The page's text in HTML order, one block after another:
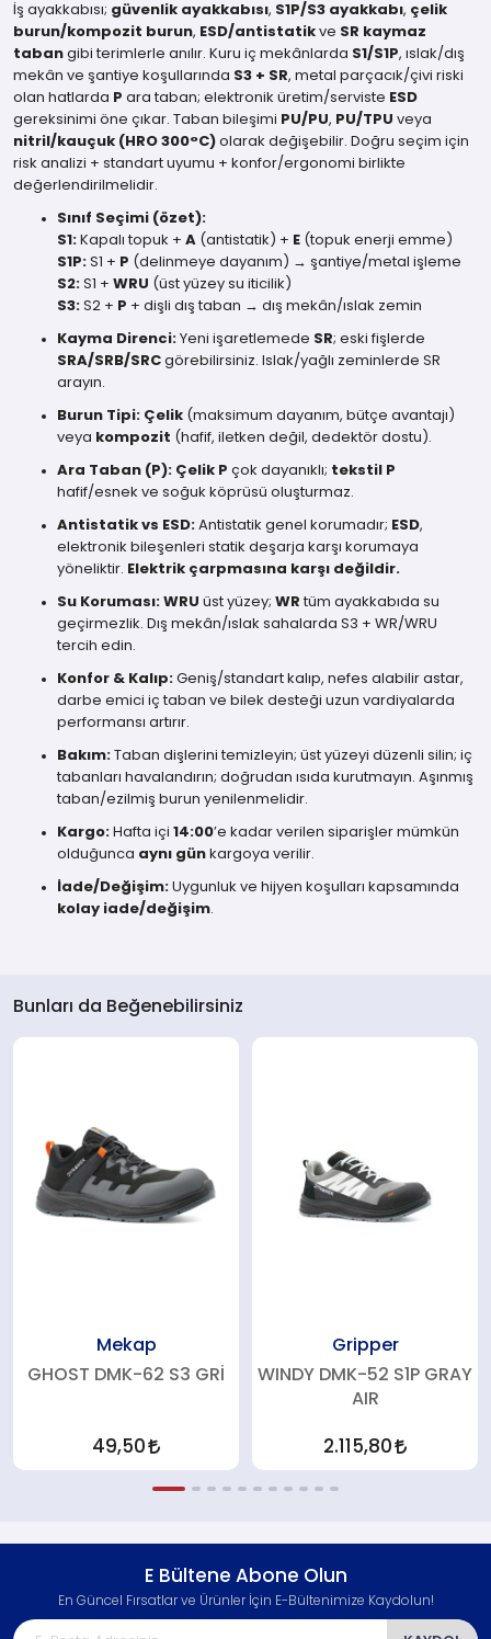
İş ayakkabısı; güvenlik ayakkabısı, S1P/S3 ayakkabı, çelik
burun/kompozit burun, ESD/antistatik ve SR kaymaz
taban gibi terimlerle anılır. Kuru iç mekânlarda S1/S1P, ıslak/dış
mekân ve şantiye koşullarında S3 + SR, metal parçacık/çivi riski
olan hatlarda P ara taban; elektronik üretim/serviste ESD
gereksinimi öne çıkar. Taban bileşimi PU/PU, PU/TPU veya
nitril/kauçuk (HRO 300°C) olarak değişebilir. Doğru seçim için
risk analizi + standart uyumu + konfor/ergonomi birlikte
değerlendirilmelidir.
Sınıf Seçimi (özet):
S1: Kapalı topuk + A (antistatik) + E (topuk enerji emme)
S1P: S1 + P (delinmeye dayanım) → şantiye/metal işleme
S2: S1 + WRU (üst yüzey su iticilik)
S3: S2 + P + dişli dış taban → dış mekân/ıslak zemin
Kayma Direnci: Yeni işaretlemede SR; eski fişlerde
SRA/SRB/SRC görebilirsiniz. Islak/yağlı zeminlerde SR
arayın.
Burun Tipi: Çelik (maksimum dayanım, bütçe avantajı)
veya kompozit (hafif, iletken değil, dedektör dostu).
Ara Taban (P): Çelik P çok dayanıklı; tekstil P
hafif/esnek ve soğuk köprüsü oluşturmaz.
Antistatik vs ESD: Antistatik genel korumadır; ESD,
elektronik bileşenleri statik deşarja karşı korumaya
yöneliktir. Elektrik çarpmasına karşı değildir.
Su Koruması: WRU üst yüzey; WR tüm ayakkabıda su
geçirmezlik. Dış mekân/ıslak sahalarda S3 + WR/WRU
tercih edin.
Konfor & Kalıp: Geniş/standart kalıp, nefes alabilir astar,
darbe emici iç taban ve bilek desteği uzun vardiyalarda
performansı artırır.
Bakım: Taban dişlerini temizleyin; üst yüzeyi düzenli silin; iç
tabanları havalandırın; doğrudan ısıda kurutmayın. Aşınmış
taban/ezilmiş burun yenilenmelidir.
Kargo: Hafta içi 14:00’e kadar verilen siparişler mümkün
olduğunca aynı gün kargoya verilir.
İade/Değişim: Uygunluk ve hijyen koşulları kapsamında
kolay iade/değişim
Bunları da Beğenebilirsiniz
Mekap
GHOST DMK-62 S3 GRİ
49,50
Gripper
WINDY DMK-52 S1P GRAY
AIR
2.115,80
E Bültene Abone Olun
En Güncel Fırsatlar ve Ürünler İçin E-Bültenimize Kaydolun!